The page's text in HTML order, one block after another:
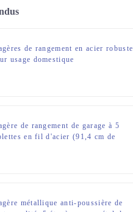
de rangement en acier robuste
usage domestique
de rangement de garage à 5
en fil d'acier (91,4 cm de
métallique anti-poussière de